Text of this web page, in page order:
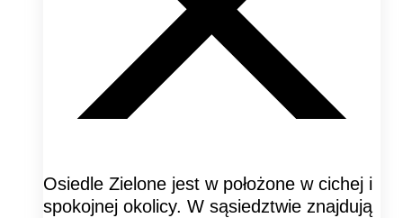
Osiedle Zielone jest w położone w cichej i
spokojnej okolicy. W sąsiedztwie znajdują